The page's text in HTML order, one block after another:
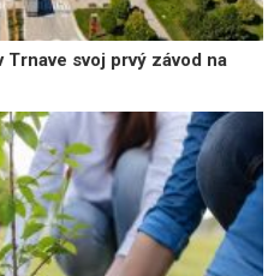
svoj prvý závod na